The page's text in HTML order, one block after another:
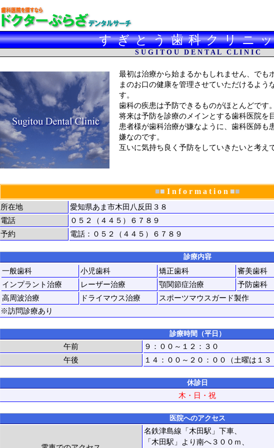
すぎとう歯科クリニ
S U G I T O U D E N T A L C L I N I C
最初は治療から始まるかもしれません、でも
まのお口の健康を管理させていただけるよう
す。
歯科の疾患は予防できるものがほとんどです。
将来は予防を診療のメインとする歯科医院を
患者様が歯科治療が嫌なように、歯科医師も
嫌なのです。
互いに気持ち良く予防をしていきたいと考え
■■ I n f o r m a t i o n ■■
所在地
愛知県あま市木田八反田３８
電話
０５２（４４５）６７８９
予約
電話：０５２（４４５）６７８９
診療内容
一般歯科 小児歯科 矯正歯科 審美歯科
インプラント治療
レーザー治療 顎関節症治療 予防歯科
高周波治療
ドライマウス治療
スポーツマウスガード製作
※訪問診療あり
診療時間（平日）
午前
９：００～１２：３０
午後
１４：００～２０：００（土曜は１３
休診日
木・日・祝
医院へのアクセス
名鉄津島線「木田駅」下車、
「木田駅」より南へ３００ｍ、